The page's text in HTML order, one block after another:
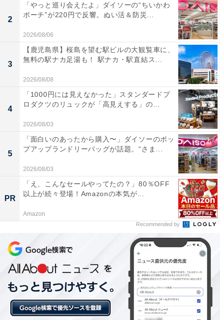
2
「やっと巡り会えたよ」ダイソーの“ちいかわ
ポーチ”が220円で反響。ぬい活＆防災...
2026/08/06
3
【鹿児島県】桜島を望む駅ビルの大観覧車に、
無料の駅ナカ足湯も！ 駅ナカ・駅直結ス...
2026/08/08
4
「1000円には見えなかった」スタンダードプ
ロダクツのリュックが「高見えする」の...
2026/08/03
5
「面白いのあったから購入〜」ダイソーのポッ
プアップランドリーバッグが話題。“さま...
2026/08/03
PR
「え、こんなセールやってたの？」80％OFF
以上が続々登場！Amazonの本気が...
Amazon
Recommended by